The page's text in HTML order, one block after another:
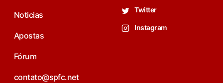
Noticias
Apostas
Fórum
contato@spfc.net
Twitter
Instagram